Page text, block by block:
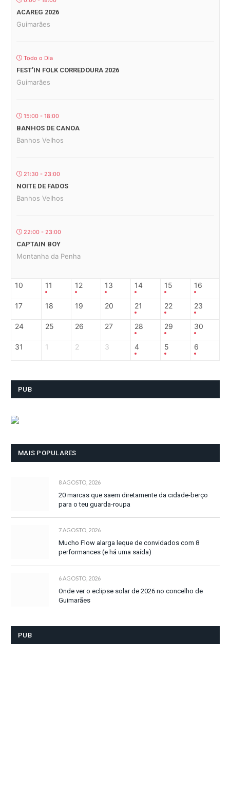
ACAREG 2026
Guimarães
Todo o Dia
FEST’IN FOLK CORREDOURA 2026
Guimarães
15:00 - 18:00
BANHOS DE CANOA
Banhos Velhos
21:30 - 23:00
NOITE DE FADOS
Banhos Velhos
22:00 - 23:00
CAPTAIN BOY
Montanha da Penha
10 11 12 13 14 15 16
17 18 19 20 21 22 23
24 25 26 27 28 29 30
31 1 2 3 4 5 6
PUB
MAIS POPULARES
8 AGOSTO, 2026
20 marcas que saem diretamente da cidade-berço
para o teu guarda-roupa
7 AGOSTO, 2026
Mucho Flow alarga leque de convidados com 8
performances (e há uma saída)
6 AGOSTO, 2026
Onde ver o eclipse solar de 2026 no concelho de
Guimarães
PUB